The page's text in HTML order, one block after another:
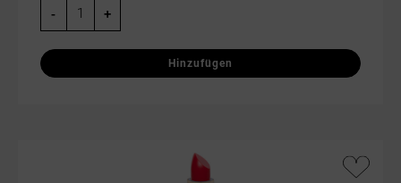
+
-